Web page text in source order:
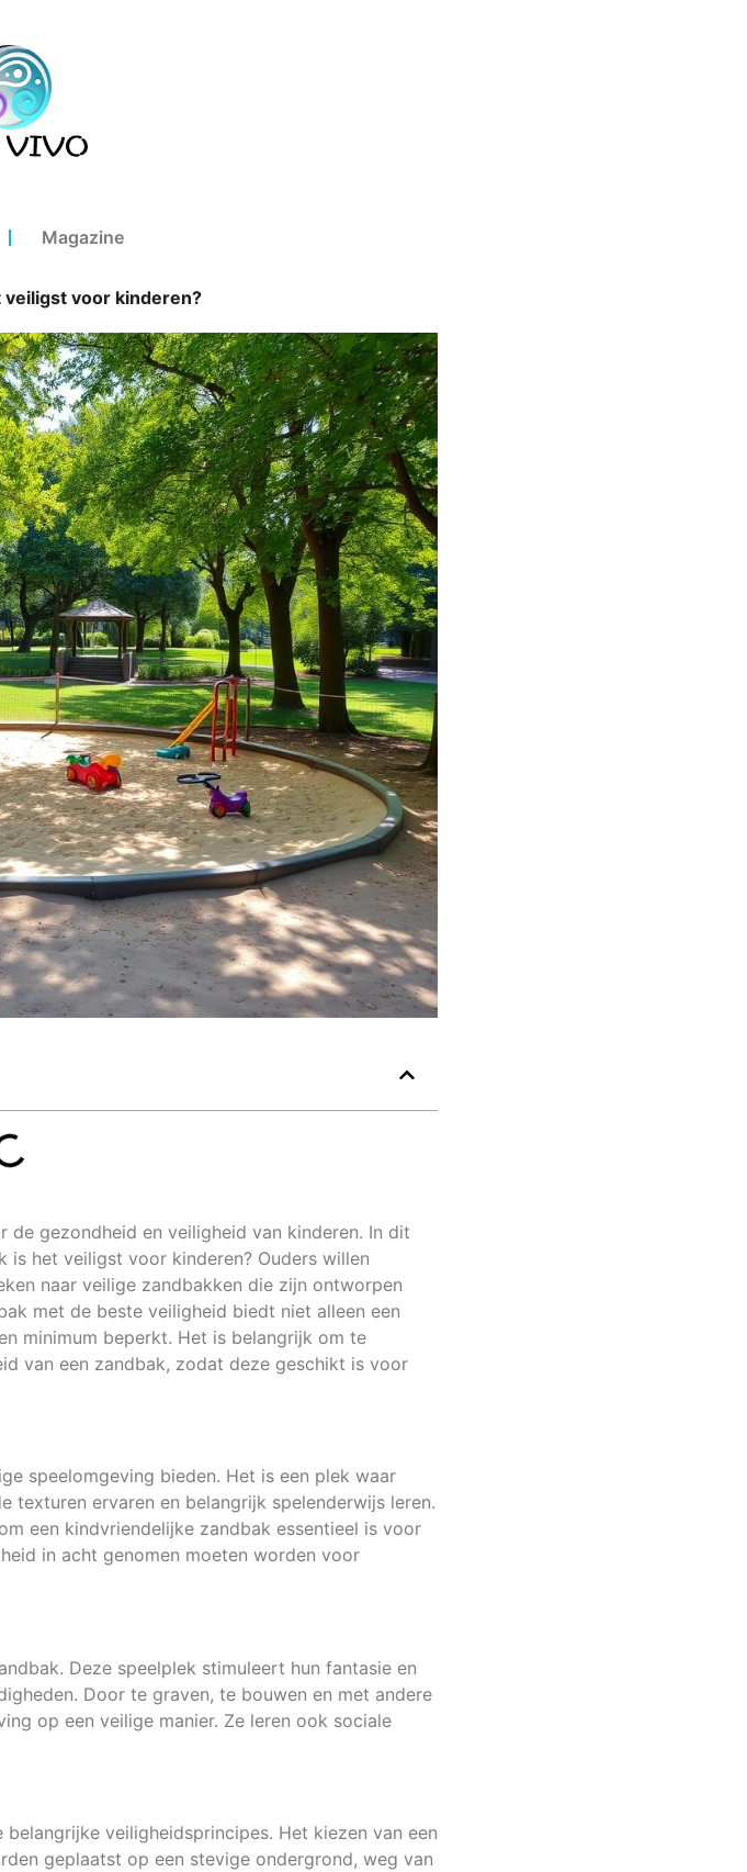
Magazine
veiligst voor kinderen?
gezondheid en veiligheid van kinderen. In dit
het veiligst voor kinderen? Ouders willen
naar veilige zandbakken die zijn ontworpen
met de beste veiligheid biedt niet alleen een
minimum beperkt. Het is belangrijk om te
van een zandbak, zodat deze geschikt is voor
speelomgeving bieden. Het is een plek waar
texturen ervaren en belangrijk spelenderwijs leren.
een kindvriendelijke zandbak essentieel is voor
in acht genomen moeten worden voor
Deze speelplek stimuleert hun fantasie en
Door te graven, te bouwen en met andere
op een veilige manier. Ze leren ook sociale
veiligheidsprincipes. Het kiezen van een
geplaatst op een stevige ondergrond, weg van